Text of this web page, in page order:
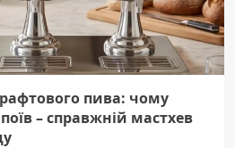
пива: чому
– справжній мастхев